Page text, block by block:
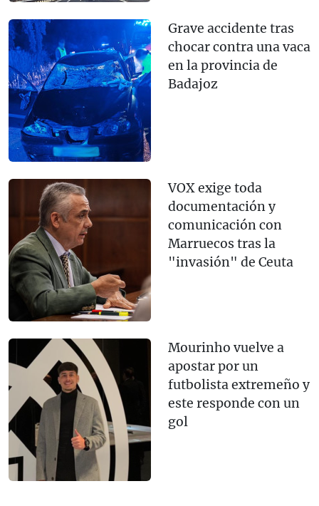
Grave accidente tras
chocar contra una vaca
en la provincia de
Badajoz
VOX exige toda
documentación y
comunicación con
Marruecos tras la
"invasión" de Ceuta
Mourinho vuelve a
apostar por un
futbolista extremeño y
este responde con un
gol